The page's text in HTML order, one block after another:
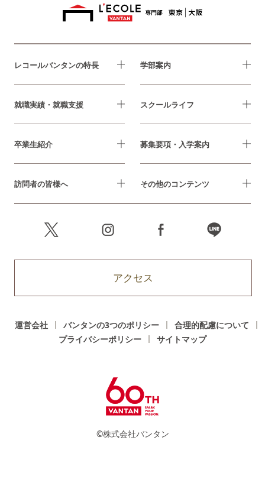
レコールバンタンの特長 学部案内
就職実績・就職支援 スクールライフ
卒業生紹介 募集要項・入学案内
訪問者の皆様へ その他のコンテンツ
アクセス
運営会社 バンタンの3つのポリシー
合理的配慮について
プライバシーポリシー
サイトマップ
©株式会社バンタン